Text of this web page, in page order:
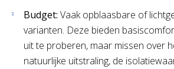
Budget: Vaak opblaasbare of
varianten. Deze bieden
uit te proberen, maar missen over
natuurlijke uitstraling, de